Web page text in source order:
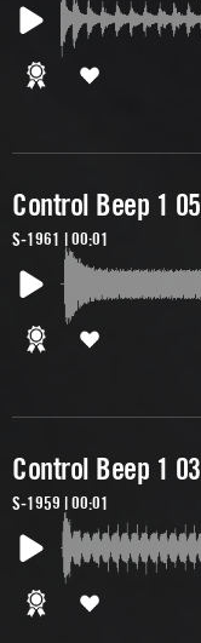
Control Beep 1 05
S-1961 | 00:01
Control Beep 1 03
S-1959 | 00:01